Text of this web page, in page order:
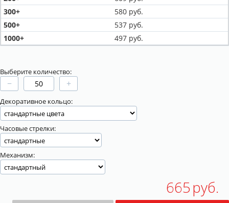
300+
580руб.
500+
537руб.
1000+
497руб.
Выберите количество:
− +
Декоративное кольцо:
Часовые стрелки:
Механизм:
665руб.